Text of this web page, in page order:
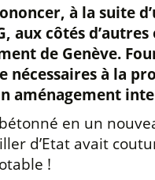
à la suite
aux côtés
de Genève.
à la
aménagement
en un
d’Etat avait
!